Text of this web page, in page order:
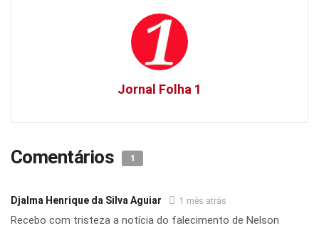
Jornal Folha 1
Comentários 1
Djalma Henrique da Silva Aguiar 1 mês atrás
Recebo com tristeza a notícia do falecimento de Nelson